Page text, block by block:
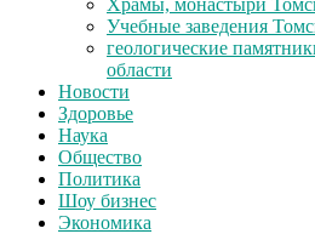
Храмы, монастыри
Учебные заведения
геологические
области
Новости
Здоровье
Наука
Общество
Политика
Шоу бизнес
Экономика